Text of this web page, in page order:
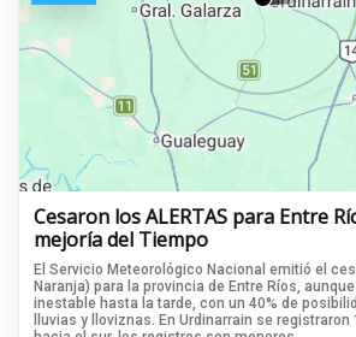
Cesaron los ALERTAS para Entre
mejoría del Tiempo
El Servicio Meteorológico Nacional emitió el
Naranja) para la provincia de Entre Ríos,
inestable hasta la tarde, con un 40% de
lluvias y lloviznas. En Urdinarrain se